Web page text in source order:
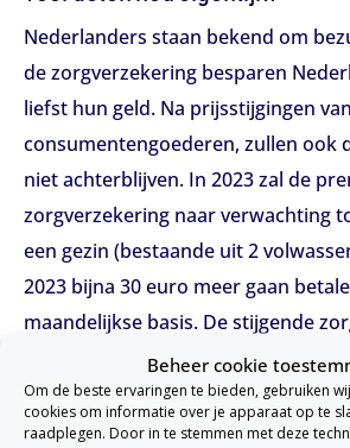
Beheer cookie
Om de beste ervaringen te bieden, gebruiken
cookies om informatie over je apparaat op te
raadplegen. Door in te stemmen met deze
Nederlanders staan bekend om
de zorgverzekering besparen
liefst hun geld. Na prijsstijgingen
consumentengoederen, zullen ook
niet achterblijven. In 2023 zal de
zorgverzekering naar verwachting
een gezin (bestaande uit 2
2023 bijna 30 euro meer gaan
maandelijkse basis. De stijgende
drukken de Nederlanders in een
komen steeds meer Nederlanders
te zitten: ‘Wel of niet eigen risico